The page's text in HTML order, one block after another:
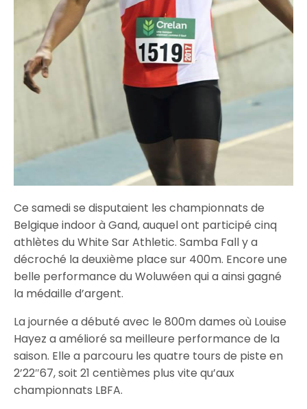
Ce samedi se disputaient les championnats de
Belgique indoor à Gand, auquel ont participé cinq
athlètes du White Sar Athletic. Samba Fall y a
décroché la deuxième place sur 400m. Encore une
belle performance du Woluwéen qui a ainsi gagné
la médaille d’argent.
La journée a débuté avec le 800m dames où Louise
Hayez a amélioré sa meilleure performance de la
saison. Elle a parcouru les quatre tours de piste en
2’22″67, soit 21 centièmes plus vite qu’aux
championnats LBFA.